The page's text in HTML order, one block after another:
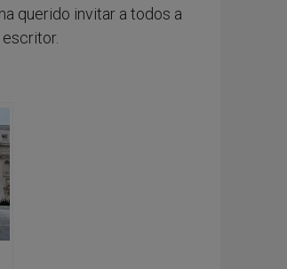
querido invitar a todos a